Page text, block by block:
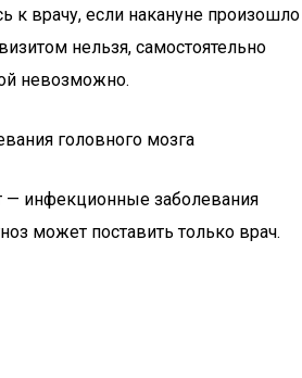
к врачу, если накануне произошло
нельзя, самостоятельно
невозможно.
головного мозга
— инфекционные заболевания
может поставить только врач.